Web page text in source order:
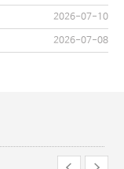
2026-07-10
2026-07-08